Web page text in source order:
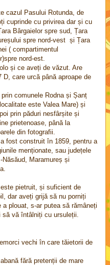
cazul Pasului Rotunda, de
cuprinde cu privirea dar și cu
Bârgaielor spre sud, Țara
spre nord-vest și Țara
( compartimentul
nord-est.
și ce aveți de văzut. Are
care urcă până aproape de
prin comunele Rodna și Șanț
este Valea Mare) și
prin păduri nesfârșite și
prietenoase, până la
din fotografii.
a fost construit în 1859, pentru a
menționate, sau județele
Năsăud, Maramureș și
este pietruit, și suficient de
dar aveți grijă să nu porniți
a plouat, s-ar putea să rămâneți
să vă întâlniți cu ursuleții.
vechi în care tăietorii de
fără pretenții de mare